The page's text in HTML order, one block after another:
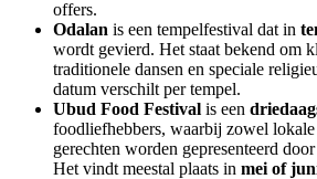
offers.
Odalan is een tempelfestival dat in
wordt gevierd. Het staat bekend om
traditionele dansen en speciale
datum verschilt per tempel.
Ubud Food Festival is een
foodliefhebbers, waarbij zowel
gerechten worden gepresenteerd
Het vindt meestal plaats in mei of